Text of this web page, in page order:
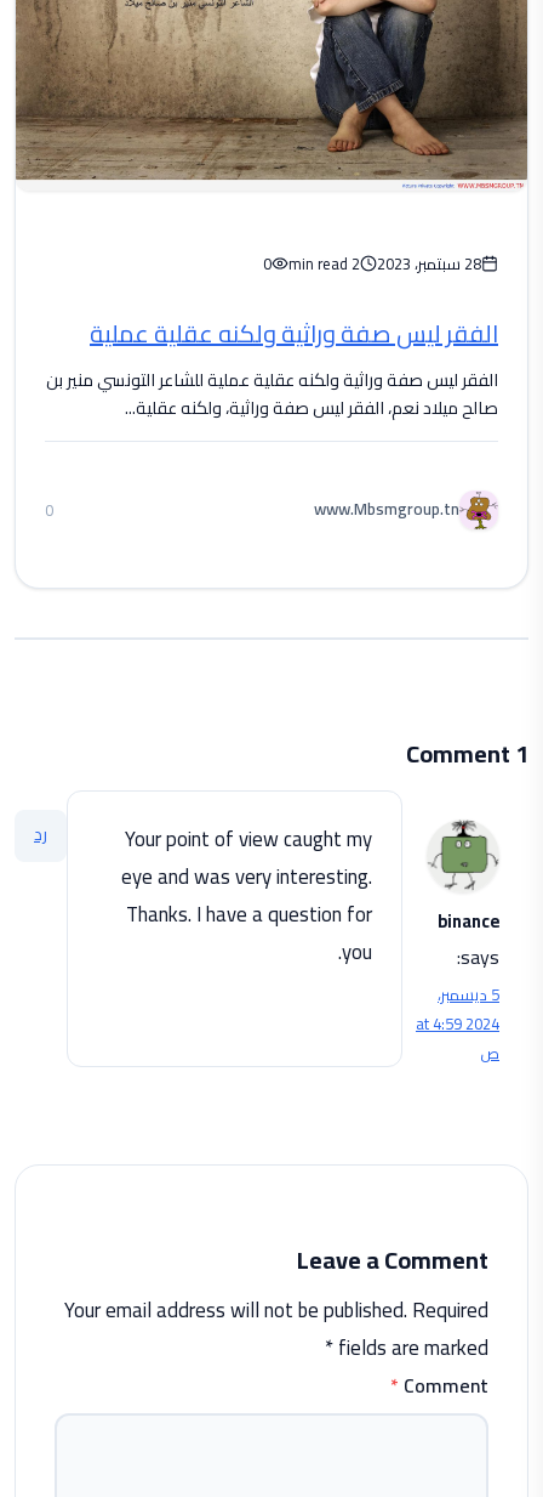
28 سبتمبر، 2023 2 min read
0
الفقر ليس صفة وراثية ولكنه عقلية عملية
الفقر ليس صفة وراثية ولكنه عقلية عملية للشاعر التونسي منير بن
صالح ميلاد نعم، الفقر ليس صفة وراثية، ولكنه عقلية...
www.Mbsmgroup.tn
0
1 Comment
binance
says:
5 ديسمبر،
2024 at 4:59
ص
Your point of view caught my
eye and was very interesting.
Thanks. I have a question for
you.
رد
Leave a Comment
Your email address will not be published. Required
fields are marked *
Comment
*